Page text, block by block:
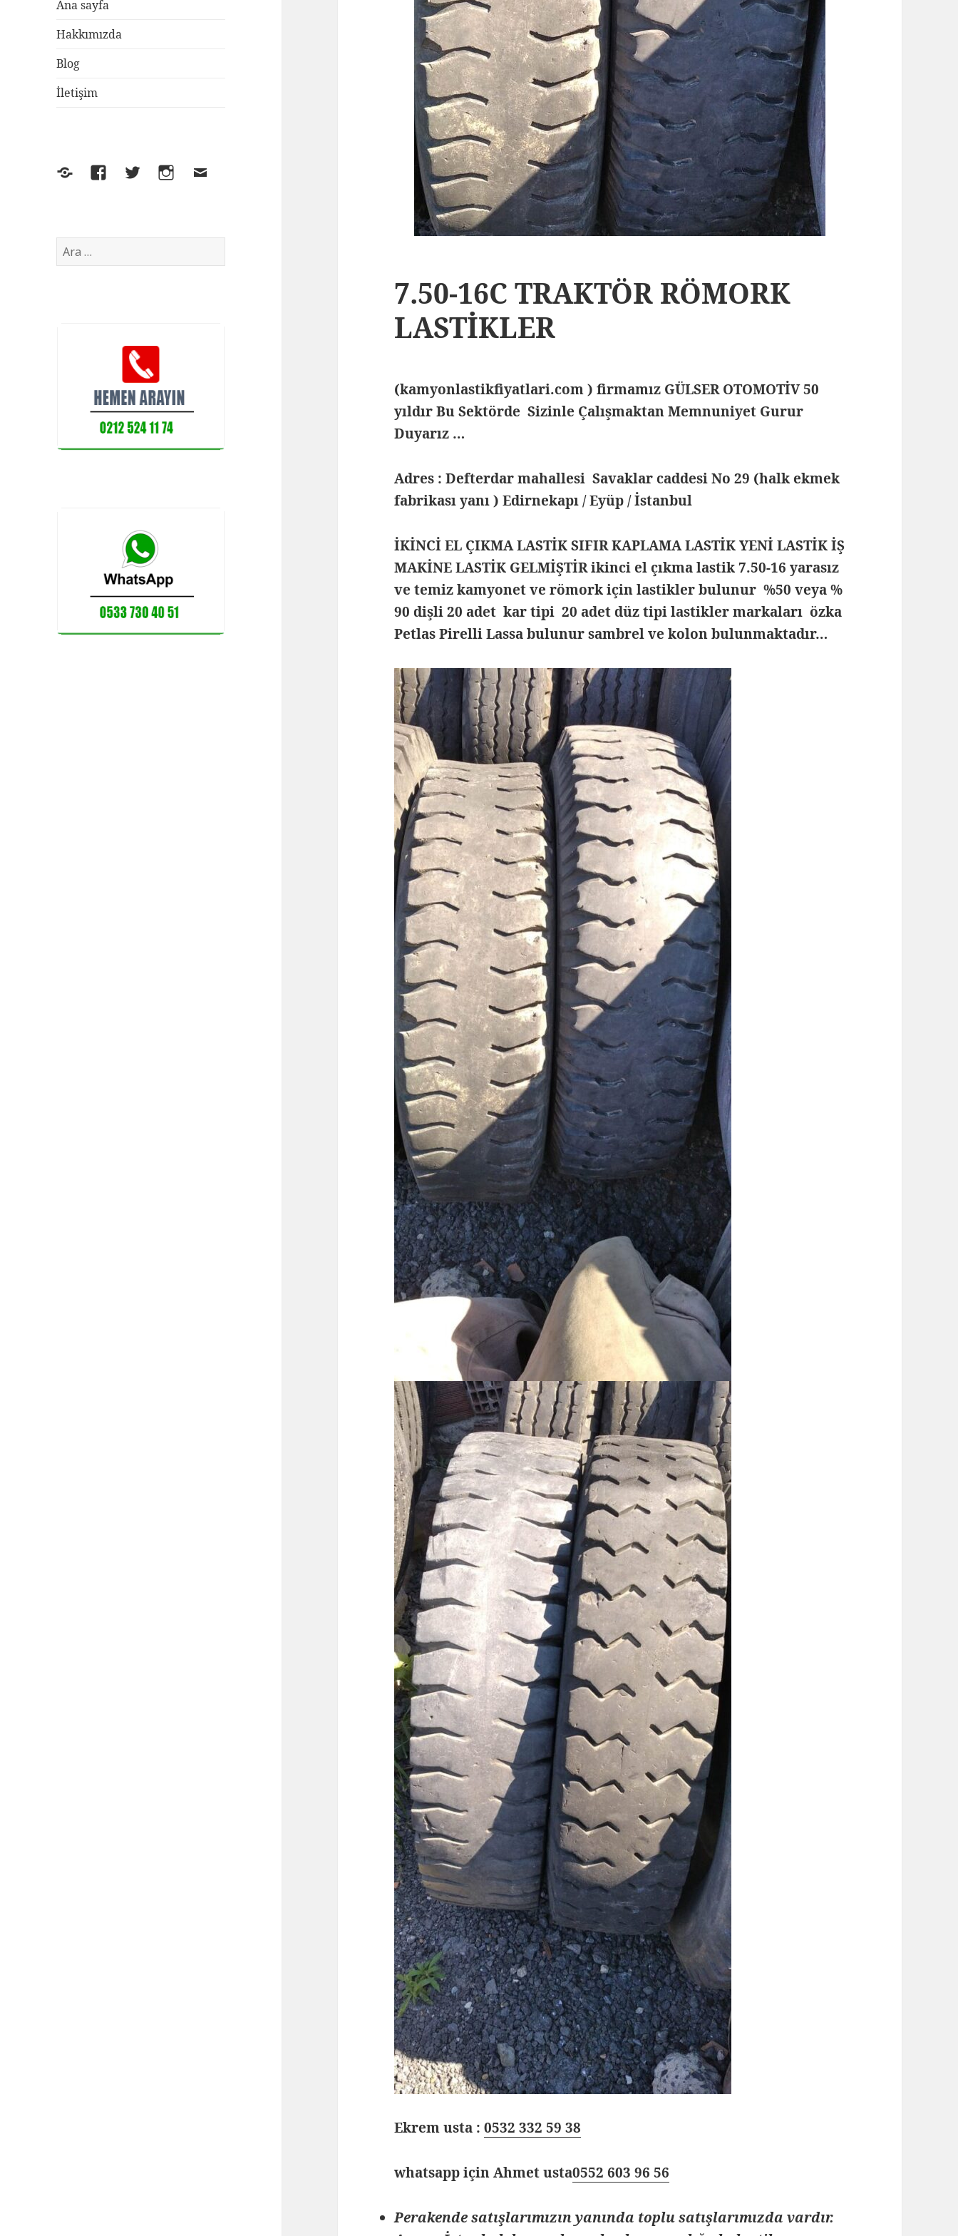
Ana sayfa
Hakkımızda
Blog
İletişim
Yelp FacebookTwitterInstagram
E-
Arama:
7.50-16C TRAKTÖR RÖMORK
LASTİKLER
(kamyonlastikfiyatlari.com ) firmamız GÜLSER OTOMOTİV 50
yıldır Bu Sektörde Sizinle Çalışmaktan Memnuniyet Gurur
Duyarız …
Adres : Defterdar mahallesi Savaklar caddesi No 29 (halk ekmek
fabrikası yanı ) Edirnekapı / Eyüp / İstanbul
İKİNCİ EL ÇIKMA LASTİK SIFIR KAPLAMA LASTİK YENİ LASTİK İŞ
MAKİNE LASTİK GELMİŞTİR ikinci el çıkma lastik 7.50-16 yarasız
ve temiz kamyonet ve römork için lastikler bulunur %50 veya %
90 dişli 20 adet kar tipi 20 adet düz tipi lastikler markaları özka
Petlas Pirelli Lassa bulunur sambrel ve kolon bulunmaktadır…
Ekrem usta :0532 332 59 38
whatsapp için Ahmet usta0552 603 96 56
Perakende satışlarımızın yanında toplu satışlarımızda vardır.